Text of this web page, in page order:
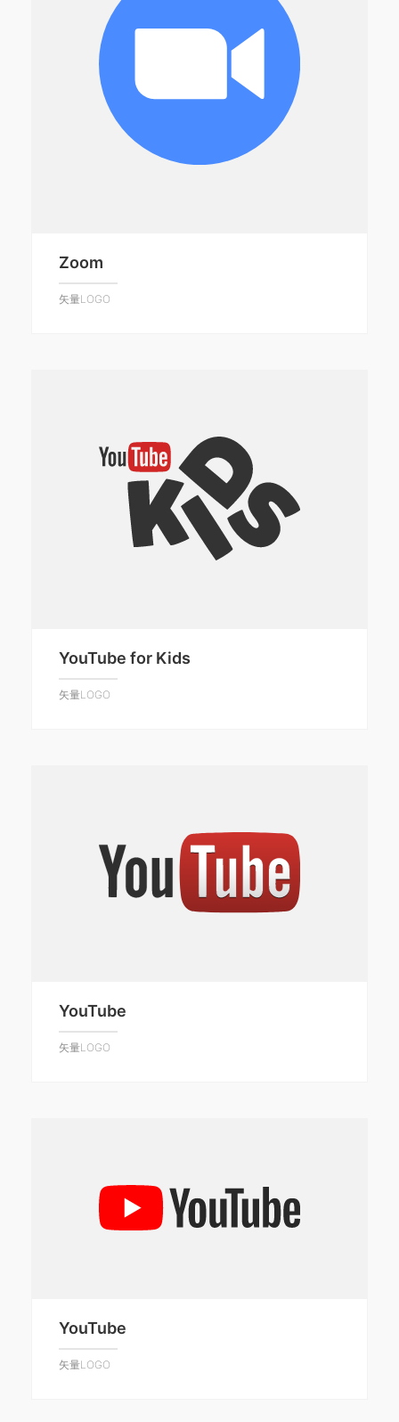
Zoom
矢量LOGO
YouTube for Kids
矢量LOGO
YouTube
矢量LOGO
YouTube
矢量LOGO